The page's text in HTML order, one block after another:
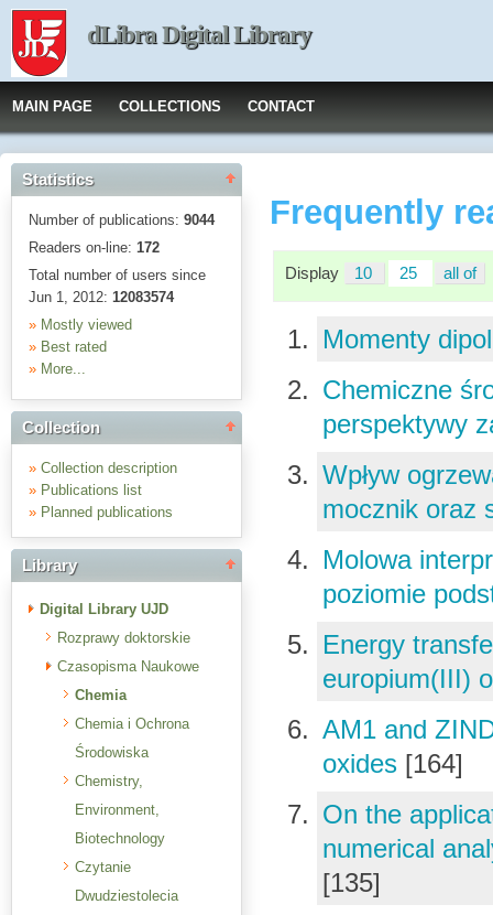
dLibra Digital Library
MAIN PAGE COLLECTIONS CONTACT
Statistics
Number of publications: 9044
Readers on-line: 172
Total number of users since
Jun 1, 2012: 12083574
» Mostly viewed
» Best rated
» More...
Collection
» Collection description
» Publications list
» Planned publications
Library
Digital Library UJD
Rozprawy doktorskie
Czasopisma Naukowe
Chemia
Chemia i Ochrona
Środowiska
Chemistry,
Environment,
Biotechnology
Czytanie
Dwudziestolecia
Frequently
Display 10 25 all of
Momenty
Chemiczne
perspektywy
Wpływ
mocznik oraz
Molowa
poziomie
Energy
europium(III)
AM1 and
oxides [164]
On the
numerical
[135]